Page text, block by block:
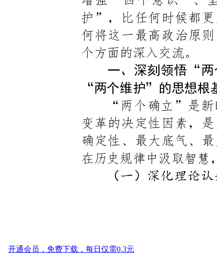
开通会员，免费下载，每日仅需0.3元